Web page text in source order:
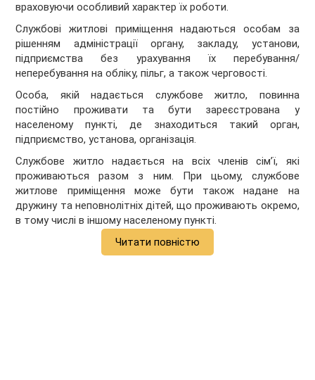
враховуючи особливий характер їх роботи.
Службові житлові приміщення надаються особам за
рішенням адміністрації органу, закладу, установи,
підприємства без урахування їх перебування/
неперебування на обліку, пільг, а також черговості.
Особа, якій надається службове житло, повинна
постійно проживати та бути зареєстрована у
населеному пункті, де знаходиться такий орган,
підприємство, установа, організація.
Службове житло надається на всіх членів сім’ї, які
проживаються разом з ним. При цьому, службове
житлове приміщення може бути також надане на
дружину та неповнолітніх дітей, що проживають окремо,
в тому числі в іншому населеному пункті.
Читати повністю